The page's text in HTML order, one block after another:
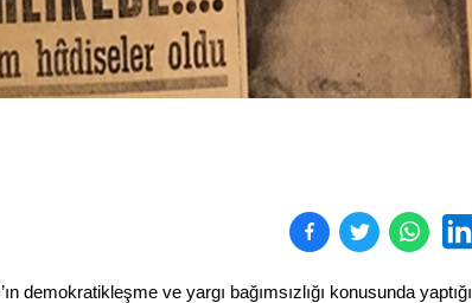
demokratikleşme ve yargı bağımsızlığı konusunda yaptığı